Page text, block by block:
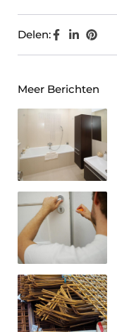
Delen:
Meer Berichten